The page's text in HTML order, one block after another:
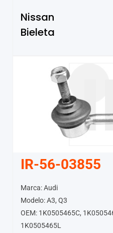
Nissan
Bieleta
IR-56-03855
Marca: Audi
Modelo: A3, Q3
OEM: 1K0505465C,
1K0505465L